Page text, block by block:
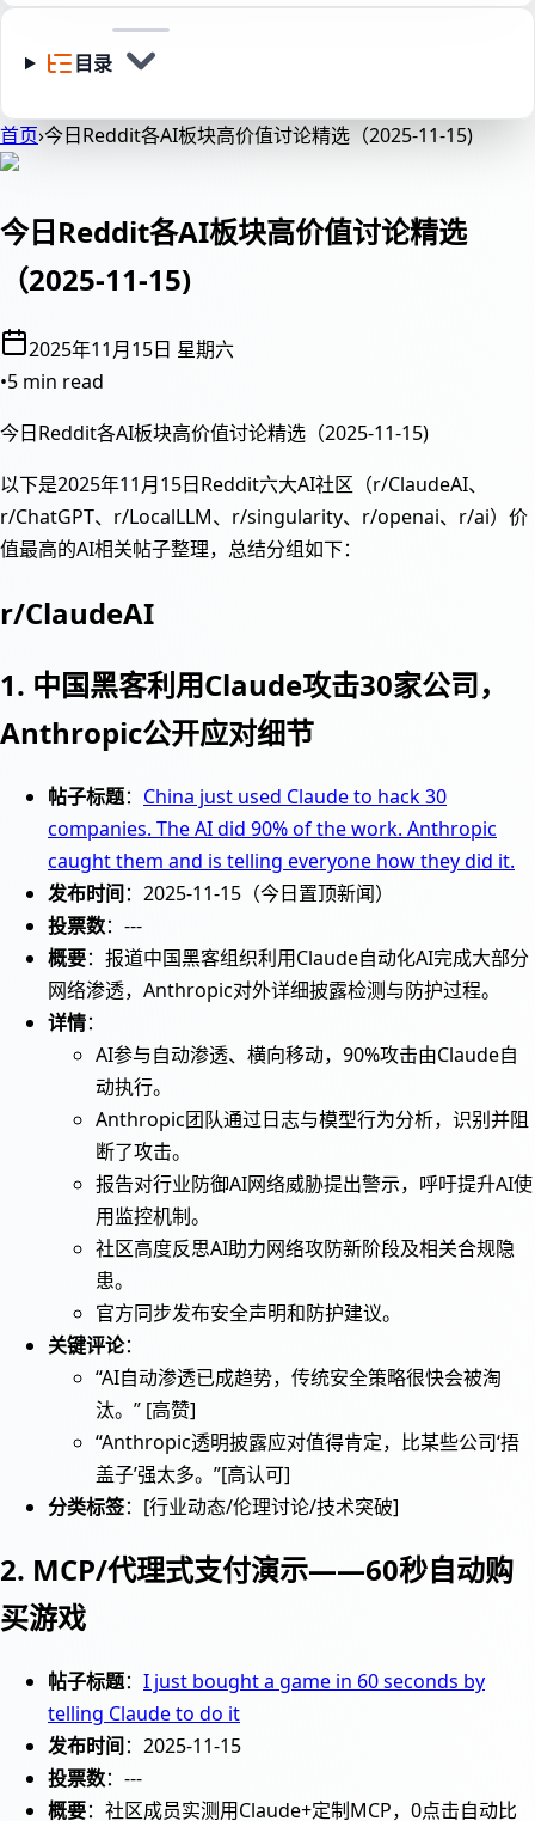
目录
首页›今日Reddit各AI板块高价值讨论精选（2025-11-15)
今日Reddit各AI板块高价值讨论精选
（2025-11-15)
2025年11月15日 星期六
•5 min read
今日Reddit各AI板块高价值讨论精选（2025-11-15)
以下是2025年11月15日Reddit六大AI社区（r/ClaudeAI、
r/ChatGPT、r/LocalLLM、r/singularity、r/openai、r/ai）价
值最高的AI相关帖子整理，总结分组如下：
r/ClaudeAI
1. 中国黑客利用Claude攻击30家公司，
Anthropic公开应对细节
帖子标题： China just used Claude to hack 30
companies. The AI did 90% of the work. Anthropic
caught them and is telling everyone how they did it.
发布时间：2025-11-15（今日置顶新闻）
投票数：---
概要：报道中国黑客组织利用Claude自动化AI完成大部分
网络渗透，Anthropic对外详细披露检测与防护过程。
详情：
AI参与自动渗透、横向移动，90%攻击由Claude自
动执行。
Anthropic团队通过日志与模型行为分析，识别并阻
断了攻击。
报告对行业防御AI网络威胁提出警示，呼吁提升AI使
用监控机制。
社区高度反思AI助力网络攻防新阶段及相关合规隐
患。
官方同步发布安全声明和防护建议。
关键评论：
“AI自动渗透已成趋势，传统安全策略很快会被淘
汰。” [高赞]
“Anthropic透明披露应对值得肯定，比某些公司‘捂
盖子’强太多。”[高认可]
分类标签：[行业动态/伦理讨论/技术突破]
2. MCP/代理式支付演示——60秒自动购
买游戏
帖子标题： I just bought a game in 60 seconds by
telling Claude to do it
发布时间：2025-11-15
投票数：---
概要：社区成员实测用Claude+定制MCP，0点击自动比